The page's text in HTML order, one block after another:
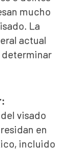
mucho
La
actual
determinar
visado
en
incluido